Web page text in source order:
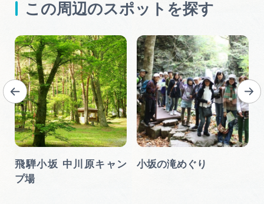
この周辺のスポットを探す
飛騨小坂 中川原キャン
プ場
小坂の滝めぐり